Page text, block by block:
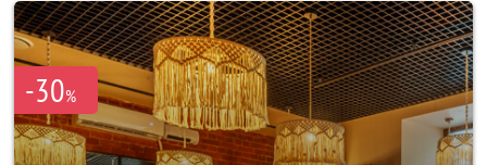
-30%